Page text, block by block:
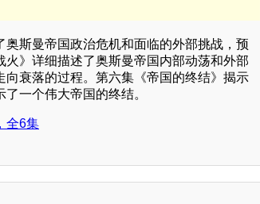
斯曼帝国政治危机和面临的外部挑战，预
》详细描述了奥斯曼帝国内部动荡和外部
衰落的过程。第六集《帝国的终结》揭示
一个伟大帝国的终结。
全6集